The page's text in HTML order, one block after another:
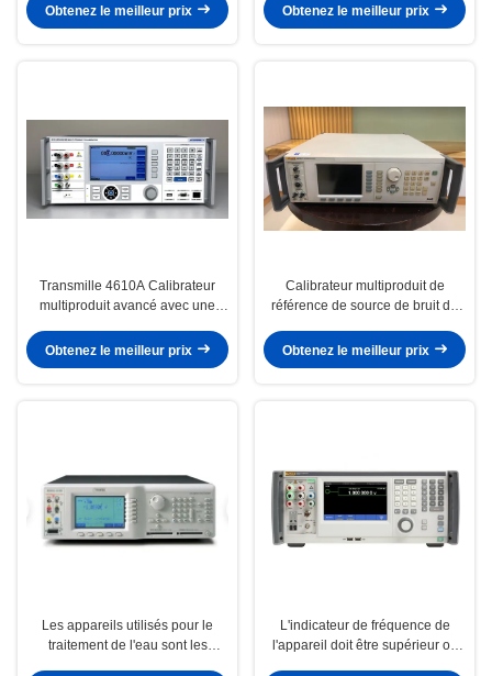
17025
Obtenez le meilleur prix
supérieure et une conformité à la
norme ISO 17025
Obtenez le meilleur prix
Transmille 4610A Calibrateur
multiproduit avancé avec une
de 30 A et un écran tactile de 7"
Obtenez le meilleur prix
Calibrateur multiproduit de
référence de source de bruit de
GHz testé
Obtenez le meilleur prix
Les appareils utilisés pour le
traitement de l'eau sont les
L'indicateur de fréquence de
l'appareil doit être supérieur ou